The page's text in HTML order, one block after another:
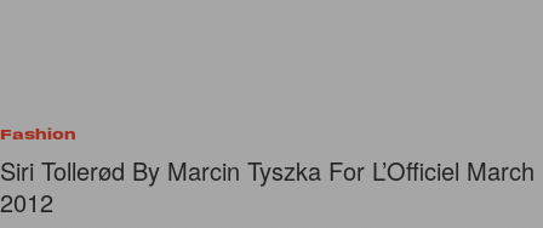
Fashion
Siri Tollerød By Marcin Tyszka For L’Officiel March
2012